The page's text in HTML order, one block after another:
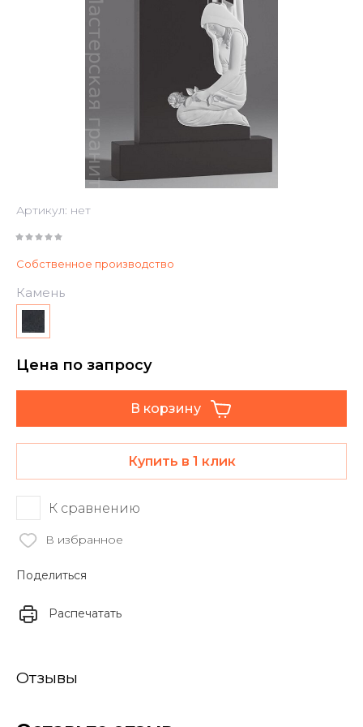
Артикул: нет
Собственное производство
Камень
Цена по запросу
В корзину
Купить в 1 клик
К сравнению
В избранное
Поделиться
Распечатать
Отзывы